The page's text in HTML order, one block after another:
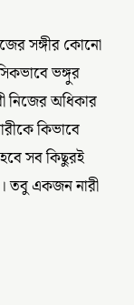
সঙ্গীর কোনো
ভঙ্গুর
নিজের অধিকার
কিভাবে
সব কিছুরই
তবু একজন নারী